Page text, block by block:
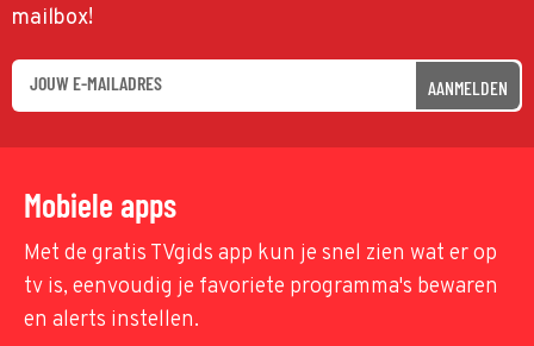
mailbox!
AANMELDEN
Mobiele apps
Met de gratis TVgids app kun je snel zien wat er op
tv is, eenvoudig je favoriete programma's bewaren
en alerts instellen.